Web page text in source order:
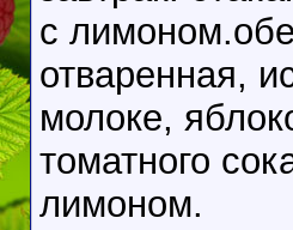
с
отваренная,
молоке,
томатного
лимоном.